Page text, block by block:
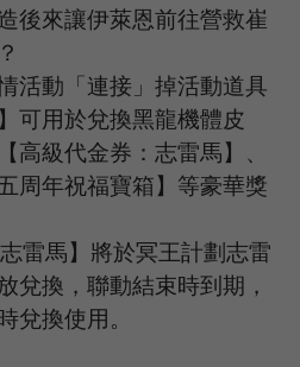
後來讓伊萊恩前往營救崔
活動「連接」掉活動道具
可用於兌換黑龍機體皮
高級代金券：志雷馬】、
周年祝福寶箱】等豪華獎
雷馬】將於冥王計劃志雷
兌換，聯動結束時到期，
兌換使用。